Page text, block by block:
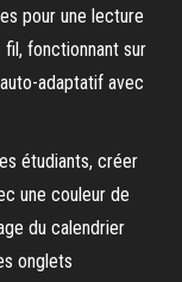
pour une lecture
fil, fonctionnant sur
adaptatif avec
étudiants, créer
une couleur de
du calendrier
onglets